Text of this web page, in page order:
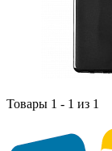
Товары 1 - 1 из 1